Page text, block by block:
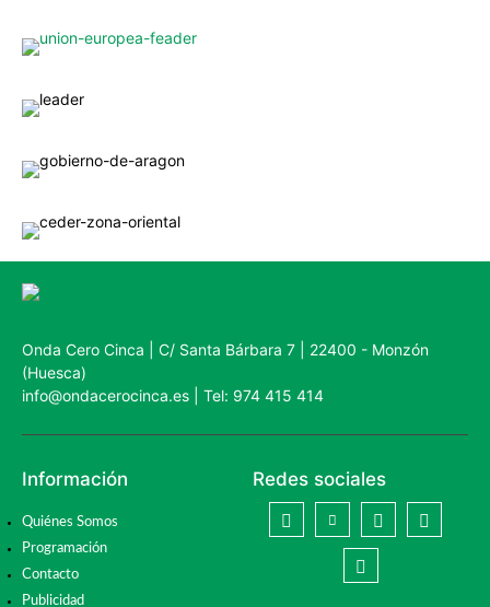
Onda Cero Cinca | C/ Santa Bárbara 7 | 22400 - Monzón
(Huesca)
info@ondacerocinca.es | Tel: 974 415 414
Información
Quiénes Somos
Programación
Contacto
Publicidad
Redes sociales